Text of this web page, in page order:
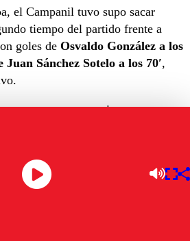
el Campanil tuvo supo sacar
tiempo del partido frente a
goles de Osvaldo González a los
Sánchez Sotelo a los 70′,
empates consecutivos, ante un
remando tras la resta de puntos
la victoria con un tempranero gol